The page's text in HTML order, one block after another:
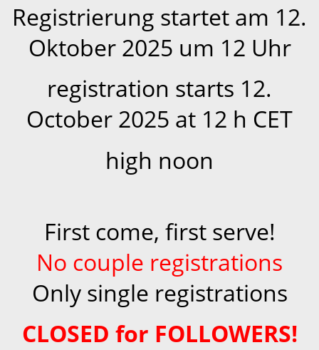
Registrierung startet am 12.
Oktober 2025 um 12 Uhr
registration starts 12.
October 2025 at 12 h CET
high noon
First come, first serve!
No couple registrations
Only single registrations
CLOSED for FOLLOWERS!